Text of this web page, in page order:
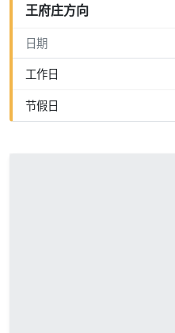
王府庄方向
日期
工作日
节假日